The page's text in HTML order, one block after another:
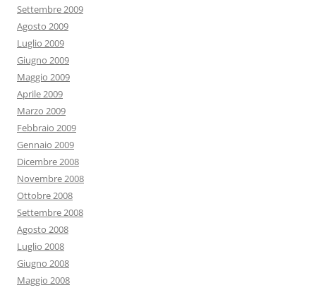
Settembre 2009
Agosto 2009
Luglio 2009
Giugno 2009
Maggio 2009
Aprile 2009
Marzo 2009
Febbraio 2009
Gennaio 2009
Dicembre 2008
Novembre 2008
Ottobre 2008
Settembre 2008
Agosto 2008
Luglio 2008
Giugno 2008
Maggio 2008